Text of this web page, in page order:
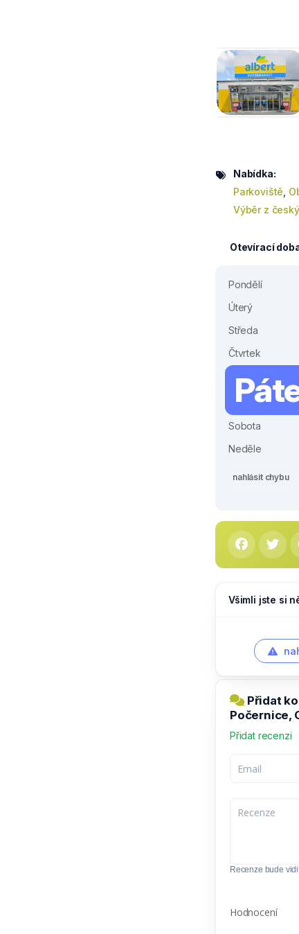
Nabídka:
Parkoviště
Výběr z
Otevírací
Pondělí
Úterý
Středa
Čtvrtek
Sobota
Neděle
nahlásit chybu
Všimli jste si
Přidat
Počernice,
Přidat recenzi
Recenze bude
Hodnocení